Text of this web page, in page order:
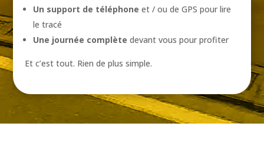
Un support de téléphone et / ou de GPS pour lire
le tracé
Une journée complète devant vous pour profiter
Et c’est tout. Rien de plus simple.